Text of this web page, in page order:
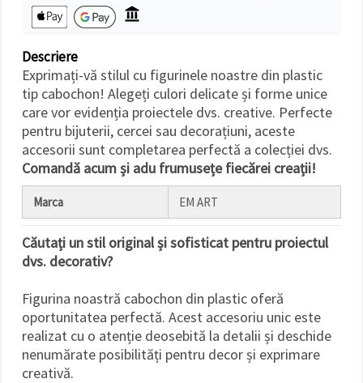
Descriere
Exprimați-vă stilul cu figurinele noastre din plastic
tip cabochon! Alegeți culori delicate și forme unice
care vor evidenția proiectele dvs. creative. Perfecte
pentru bijuterii, cercei sau decorațiuni, aceste
accesorii sunt completarea perfectă a colecției dvs.
Comandă acum și adu frumusețe fiecărei creații!
Marca EM ART
Căutați un stil original și sofisticat pentru proiectul
dvs. decorativ?
Figurina noastră cabochon din plastic oferă
oportunitatea perfectă. Acest accesoriu unic este
realizat cu o atenție deosebită la detalii și deschide
nenumărate posibilități pentru decor și exprimare
creativă.